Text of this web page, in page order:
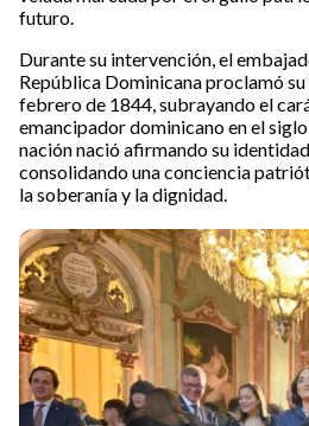
futuro.
Durante su intervención, el
República Dominicana proclamó
febrero de 1844, subrayando el
emancipador dominicano en el
nación nació afirmando su
consolidando una conciencia
la soberanía y la dignidad.